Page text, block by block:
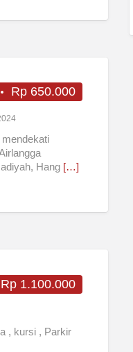
Rp 650.000
Hang […]
Rp 1.100.000
, kursi , Parkir